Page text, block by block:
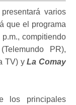
varios
que el programa
compitiendo
(Telemundo PR),
TV) yLa Comay
los principales